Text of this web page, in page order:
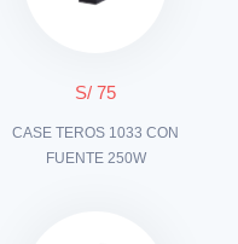
S/ 75
CASE TEROS 1033 CON
FUENTE 250W